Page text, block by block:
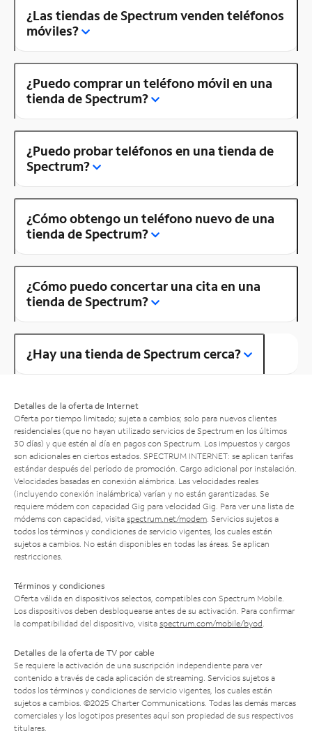
¿Las tiendas de Spectrum venden teléfonos
móviles?
¿Puedo comprar un teléfono móvil en una
tienda de Spectrum?
¿Puedo probar teléfonos en una tienda de
Spectrum?
¿Cómo obtengo un teléfono nuevo de una
tienda de Spectrum?
¿Cómo puedo concertar una cita en una
tienda de Spectrum?
¿Hay una tienda de Spectrum cerca?
Detalles de la oferta de Internet
Oferta por tiempo limitado; sujeta a cambios; solo para nuevos clientes
residenciales (que no hayan utilizado servicios de Spectrum en los últimos
30 días) y que estén al día en pagos con Spectrum. Los impuestos y cargos
son adicionales en ciertos estados. SPECTRUM INTERNET: se aplican tarifas
estándar después del período de promoción. Cargo adicional por instalación.
Velocidades basadas en conexión alámbrica. Las velocidades reales
(incluyendo conexión inalámbrica) varían y no están garantizadas. Se
requiere módem con capacidad Gig para velocidad Gig. Para ver una lista de
módems con capacidad, visita spectrum.net/modem . Servicios sujetos a
todos los términos y condiciones de servicio vigentes, los cuales están
sujetos a cambios. No están disponibles en todas las áreas. Se aplican
restricciones.
Términos y condiciones
Oferta válida en dispositivos selectos, compatibles con Spectrum Mobile.
Los dispositivos deben desbloquearse antes de su activación. Para confirmar
la compatibilidad del dispositivo, visita spectrum.com/mobile/byod
Detalles de la oferta de TV por cable
Se requiere la activación de una suscripción independiente para ver
contenido a través de cada aplicación de streaming. Servicios sujetos a
todos los términos y condiciones de servicio vigentes, los cuales están
sujetos a cambios. ©2025 Charter Communications. Todas las demás marcas
comerciales y los logotipos presentes aquí son propiedad de sus respectivos
titulares.